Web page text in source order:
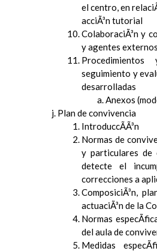
el centro, en
acciÃ³n tutorial
ColaboraciÃ³n y
y agentes externos
seguimiento y
desarrolladas
Anexos
Plan de convivencia
IntroduccÃ­Ã³n
Normas de
y particulares de
detecte el
correcciones a
ComposiciÃ³n,
actuaciÃ³n de la
Normas
del aula de
Medidas